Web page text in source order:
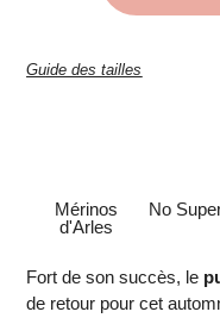
Guide des tailles
Mérinos
d'Arles
No
Fort de son succès, le
de retour pour cet